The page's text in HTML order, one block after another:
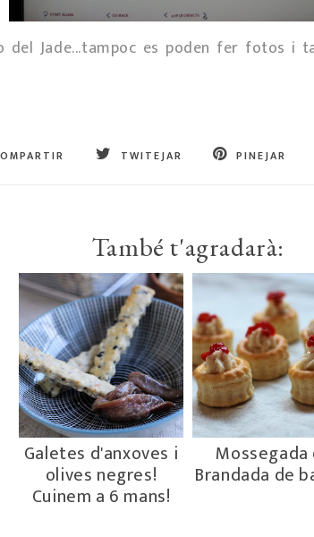
del Jade...tampoc es poden fer fotos i
TWITEJAR PINEJAR
També t'agradarà:
Galetes d'anxoves i
olives negres!
Cuinem a 6 mans!
Mossegada
Brandada de